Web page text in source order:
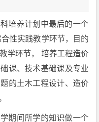
培养计划中最后的一个
性实践教学环节，目的
学环节， 培养工程造价
课、技术基础课及专业
的土木工程设计、造价
期间所学的知识做一个